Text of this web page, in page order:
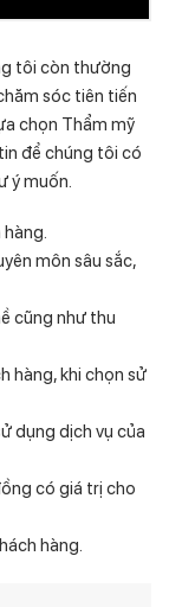
tôi còn thường
sóc tiên tiến
chọn Thẩm mỹ
để chúng tôi có
ý muốn.
môn sâu sắc,
cũng như thu
hàng, khi chọn sử
dụng dịch vụ của
có giá trị cho
hàng.